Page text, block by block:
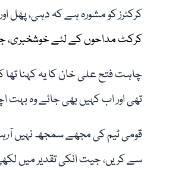
کرکٹرز کو مشورہ ہے کہ دہی، پھل
کرکٹ مداحوں کے لئے خوشخبری،
چاہت فتح علی خان کا یہ کہنا تھا
تھی اور اب کہیں بھی جائے وہ
قومی ٹیم کی مجھے سمجھ نہیں
سے کریں، جیت انکی تقدیر میں